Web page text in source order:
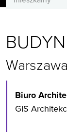
Biuro
GIS